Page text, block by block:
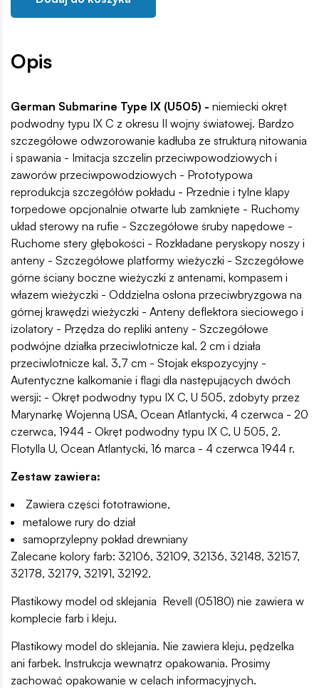
Opis
German Submarine Type IX (U505) - niemiecki okręt
podwodny typu IX C z okresu II wojny światowej. Bardzo
szczegółowe odwzorowanie kadłuba ze strukturą nitowania
i spawania - Imitacja szczelin przeciwpowodziowych i
zaworów przeciwpowodziowych - Prototypowa
reprodukcja szczegółów pokładu - Przednie i tylne klapy
torpedowe opcjonalnie otwarte lub zamknięte - Ruchomy
układ sterowy na rufie - Szczegółowe śruby napędowe -
Ruchome stery głębokości - Rozkładane peryskopy noszy i
anteny - Szczegółowe platformy wieżyczki - Szczegółowe
górne ściany boczne wieżyczki z antenami, kompasem i
włazem wieżyczki - Oddzielna osłona przeciwbryzgowa na
górnej krawędzi wieżyczki - Anteny deflektora sieciowego i
izolatory - Przędza do repliki anteny - Szczegółowe
podwójne działka przeciwlotnicze kal. 2 cm i działa
przeciwlotnicze kal. 3,7 cm - Stojak ekspozycyjny -
Autentyczne kalkomanie i flagi dla następujących dwóch
wersji: - Okręt podwodny typu IX C, U 505, zdobyty przez
Marynarkę Wojenną USA, Ocean Atlantycki, 4 czerwca - 20
czerwca, 1944 - Okręt podwodny typu IX C, U 505, 2.
Flotylla U, Ocean Atlantycki, 16 marca - 4 czerwca 1944 r.
Zestaw zawiera:
Zawiera części fototrawione,
metalowe rury do dział
samoprzylepny pokład drewniany
Zalecane kolory farb: 32106, 32109, 32136, 32148, 32157,
32178, 32179, 32191, 32192.
Plastikowy model od sklejania Revell (05180) nie zawiera w
komplecie farb i kleju.
Plastikowy model do sklejania. Nie zawiera kleju, pędzelka
ani farbek. Instrukcja wewnątrz opakowania. Prosimy
zachować opakowanie w celach informacyjnych.